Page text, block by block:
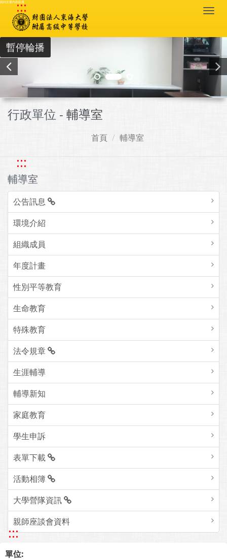
跳到主要內容區塊
:::
暫停輪播
行政單位 - 輔導室
首頁 輔導室
:::
輔導室
公告訊息
環境介紹
組織成員
年度計畫
性別平等教育
生命教育
特殊教育
法令規章
生涯輔導
輔導新知
家庭教育
學生申訴
表單下載
活動相簿
大學營隊資訊
親師座談會資料
:::
單位: